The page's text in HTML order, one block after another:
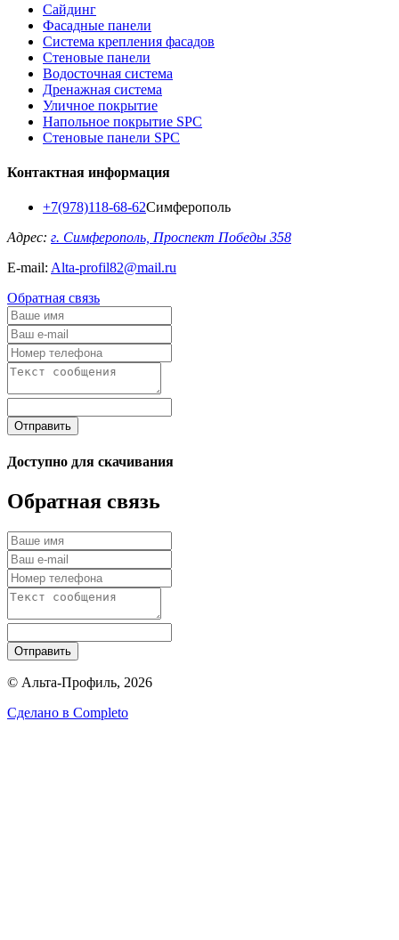
Сайдинг
Фасадные панели
Система крепления фасадов
Стеновые панели
Водосточная система
Дренажная система
Уличное покрытие
Напольное покрытие SPC
Стеновые панели SPC
Контактная информация
+7(978)118-68-62Симферополь
Адрес: г. Симферополь, Проспект Победы 358
E-mail: Alta-profil82@mail.ru
Обратная связь
Отправить
Доступно для скачивания
Обратная связь
Отправить
© Альта-Профиль, 2026
Сделано в Completo